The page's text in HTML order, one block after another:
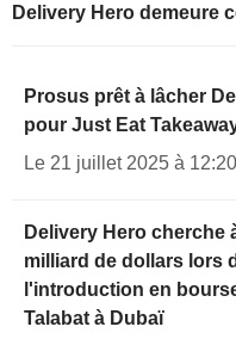
Delivery Hero demeure
Prosus prêt à lâcher
pour Just Eat
Le 21 juillet 2025 à 12:20
Delivery Hero cherche
milliard de dollars lors
l'introduction en
Talabat à Dubaï